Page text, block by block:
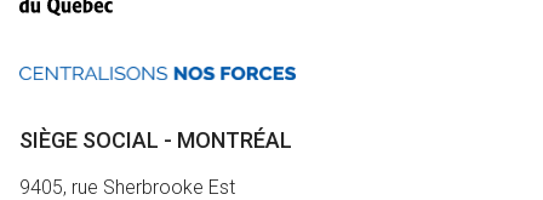
SIÈGE SOCIAL - MONTRÉAL
9405, rue Sherbrooke Est